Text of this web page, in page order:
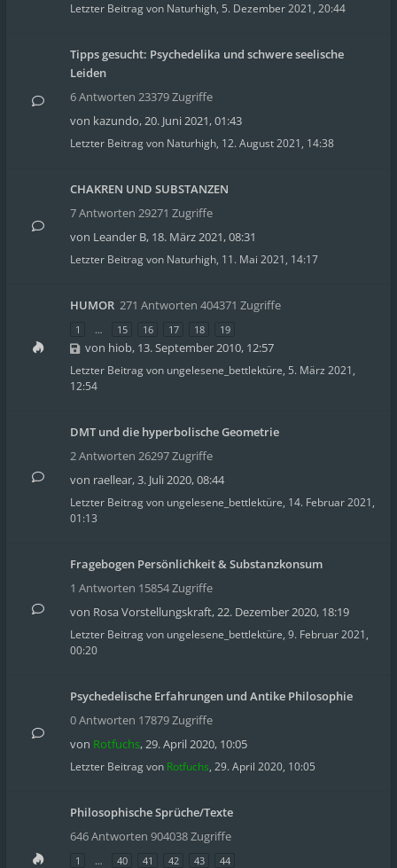
Letzter Beitrag von Naturhigh, 5. Dezember 2021, 20:44
Tipps gesucht: Psychedelika und schwere seelische
Leiden
6 Antworten 23379 Zugriffe
von kazundo,20. Juni 2021, 01:43
Letzter Beitrag von Naturhigh, 12. August 2021, 14:38
CHAKREN UND SUBSTANZEN
7 Antworten 29271 Zugriffe
von Leander B, 18. März 2021, 08:31
Letzter Beitrag von Naturhigh, 11. Mai 2021, 14:17
HUMOR 271 Antworten 404371 Zugriffe
1 … 15 16 17 18 19
von hiob, 13. September 2010, 12:57
Letzter Beitrag von ungelesene_bettlektüre, 5. März 2021,
12:54
DMT und die hyperbolische Geometrie
2 Antworten 26297 Zugriffe
von raellear,3. Juli 2020, 08:44
Letzter Beitrag von ungelesene_bettlektüre, 14. Februar 2021,
01:13
Fragebogen Persönlichkeit & Substanzkonsum
1 Antworten 15854 Zugriffe
von Rosa Vorstellungskraft,22. Dezember 2020, 18:19
Letzter Beitrag von ungelesene_bettlektüre, 9. Februar 2021,
00:20
Psychedelische Erfahrungen und Antike Philosophie
0 Antworten 17879 Zugriffe
von Rotfuchs,29. April 2020, 10:05
Letzter Beitrag von Rotfuchs, 29. April 2020, 10:05
Philosophische Sprüche/Texte
646 Antworten 904038 Zugriffe
1 … 40 41 42 43 44